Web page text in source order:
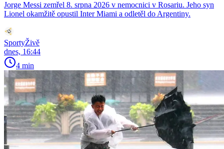
Jorge Messi zemřel 8. srpna 2026 v nemocnici v Rosariu. Jeho syn
Lionel okamžitě opustil Inter Miami a odletěl do Argentiny.
SportyŽivě
dnes, 16:44
4 min